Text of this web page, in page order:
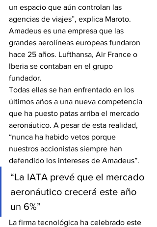
un espacio que aún controlan las
agencias de viajes”, explica Maroto.
Amadeus es una empresa que las
grandes aerolíneas europeas fundaron
hace 25 años. Lufthansa, Air France o
Iberia se contaban en el grupo
fundador.
Todas ellas se han enfrentado en los
últimos años a una nueva competencia
que ha puesto patas arriba el mercado
aeronáutico. A pesar de esta realidad,
“nunca ha habido vetos porque
nuestros accionistas siempre han
defendido los intereses de Amadeus”.
“La IATA prevé que el mercado
aeronáutico crecerá este año
un 6%”
La firma tecnológica ha celebrado este